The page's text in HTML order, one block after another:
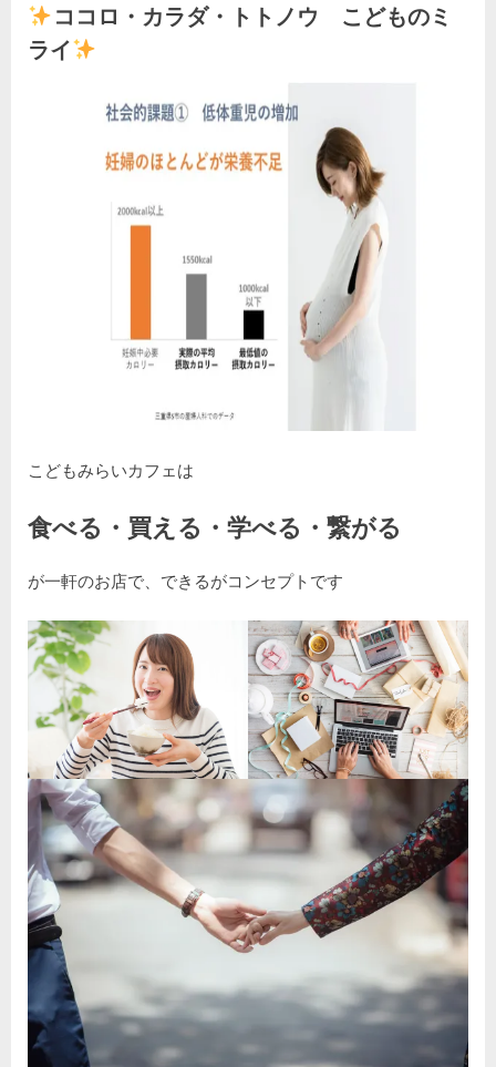
ココロ・カラダ・トトノウ こどものミ
ライ
こどもみらいカフェは
食べる・買える・学べる・繋がる
が一軒のお店で、できるがコンセプトです